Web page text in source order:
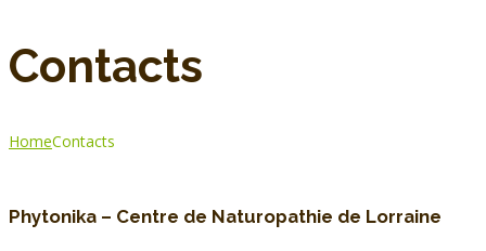
Contacts
HomeContacts
Phytonika – Centre de Naturopathie de Lorraine